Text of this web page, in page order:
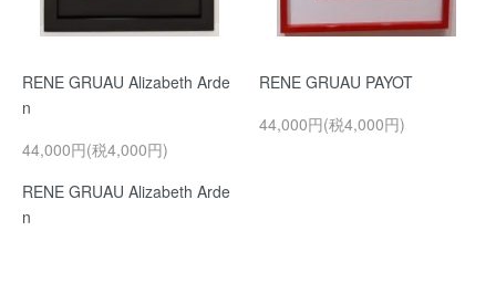
RENE GRUAU Alizabeth Arde
n
44,000円(税4,000円)
RENE GRUAU Alizabeth Arde
n
RENE GRUAU PAYOT
44,000円(税4,000円)